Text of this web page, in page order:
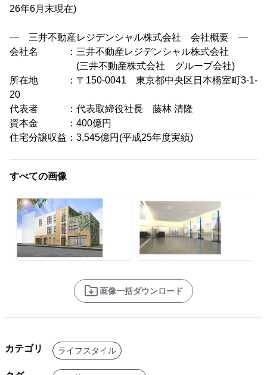
26年6月末現在)
― 三井不動産レジデンシャル株式会社 会社概要 ―
会社名 ：三井不動産レジデンシャル株式会社
(三井不動産株式会社 グループ会社)
所在地 ：〒150-0041 東京都中央区日本橋室町3-1-
20
代表者 ：代表取締役社長 藤林 清隆
資本金 ：400億円
住宅分譲収益：3,545億円(平成25年度実績)
すべての画像
画像一括ダウンロード
カテゴリ ライフスタイル